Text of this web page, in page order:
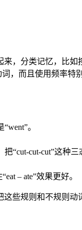
，分类记忆，比如
，而且使用频率特
。
“cut-cut-cut”这种三
– ate”效果更好。
些规则和不规则